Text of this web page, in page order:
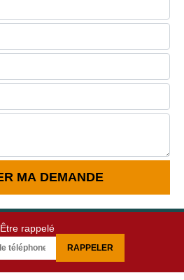
Être rappelé